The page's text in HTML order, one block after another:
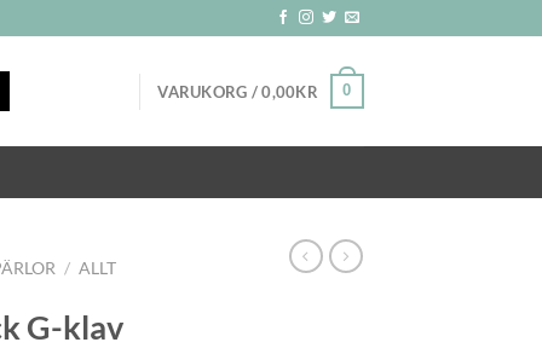
VARUKORG /0,00KR 0
/ ALLT
G-klav